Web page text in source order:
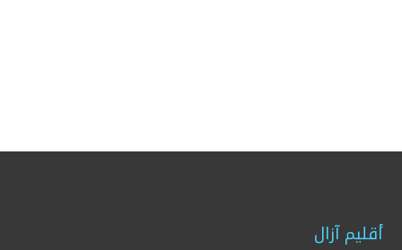
أقليم آزال